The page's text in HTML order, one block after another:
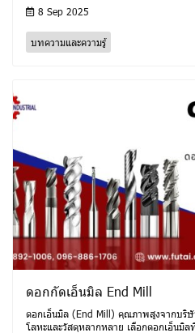
8 Sep 2025
บทความและความรู้
ดอกกัดเอ็นมิล End Mill
ดอกเอ็นมิล (End Mill) คุณภาพสูงจากบริ
โลหะและวัสดุหลากหลาย เลือกดอกเอ็นมิ